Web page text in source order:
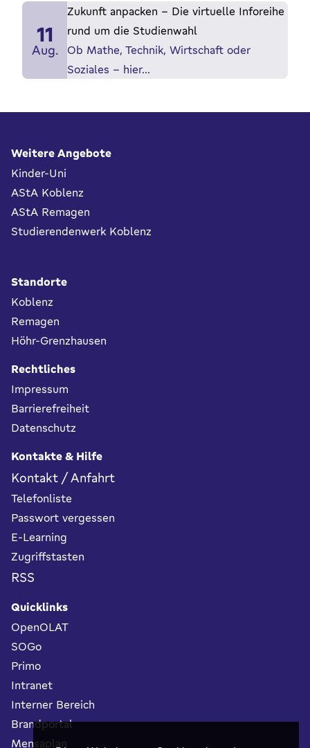
11
Aug.
Zukunft anpacken - Die virtuelle Inforeihe
rund um die Studienwahl
Ob Mathe, Technik, Wirtschaft oder
Soziales - hier…
Fußbereich
Weitere Angebote
Kinder-Uni
AStA Koblenz
AStA Remagen
Studierendenwerk Koblenz
Standorte
Koblenz
Remagen
Höhr-Grenzhausen
Rechtliches
Impressum
Barrierefreiheit
Datenschutz
Kontakte & Hilfe
Kontakt / Anfahrt
Telefonliste
Passwort vergessen
E-Learning
Zugriffstasten
RSS
Quicklinks
OpenOLAT
SOGo
Primo
Intranet
Interner Bereich
Brandportal
Mensaplan